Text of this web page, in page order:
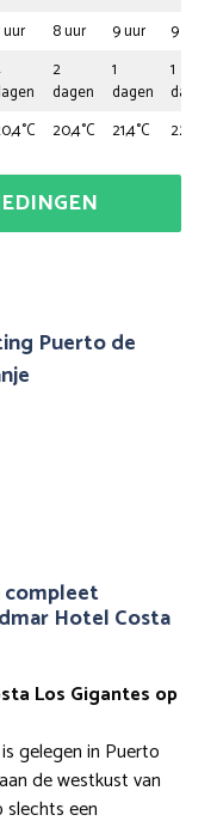
uur 8 uur 9 uur
9 uur
2
dagen
1
dagen
1
dagen
20,4°C 21,4°C 22,4°C
Puerto de
compleet
Hotel Costa
Los Gigantes op
gelegen in Puerto
de westkust van
een